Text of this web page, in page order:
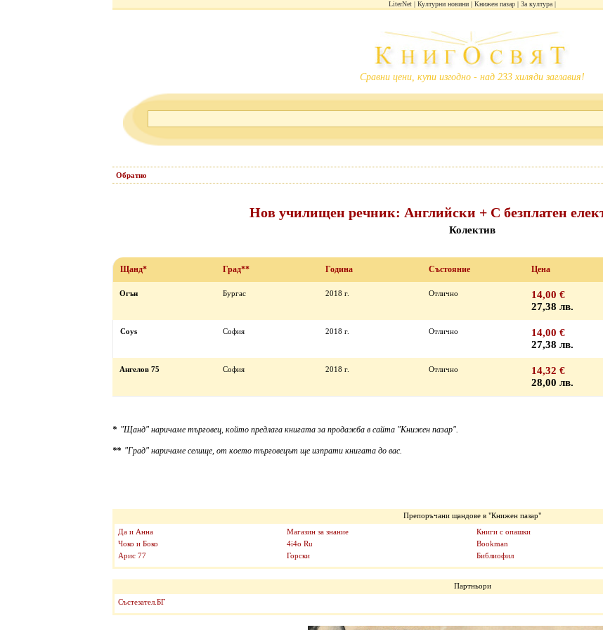
LiterNet Културни новини Книжен пазар За култура
Сравни цени, купи изгодно - над 233 хиляди заглавия!
Обратно
Нов училищен речник: Английски + С безплатен
Колектив
Щанд* Град** Година Състояние Цена
Огън Бургас 2018 г. Отлично
14,00 €
27,38 лв.
Coys София 2018 г. Отлично
14,00 €
27,38 лв.
Ангелов 75 София 2018 г. Отлично
14,32 €
28,00 лв.
* "Щанд" наричаме търговец, който предлага книгата за продажба в сайта "Книжен пазар".
** "Град" наричаме селище, от което търговецът ще изпрати книгата до вас.
Препоръчани щандове в "Книжен пазар"
Да и Анна
Чоко и Боко
Арис 77
Магазин за знание
4i4o Ru
Горски
Книги с опашки
Bookman
Библиофил
Партньори
Състезател.БГ